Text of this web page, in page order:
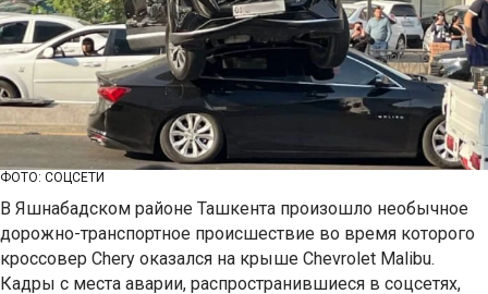
ФОТО: СОЦСЕТИ
В Яшнабадском районе Ташкента произошло необычное
дорожно-транспортное происшествие во время которого
кроссовер Chery оказался на крыше Chevrolet Malibu.
Кадры с места аварии, распространившиеся в соцсетях,